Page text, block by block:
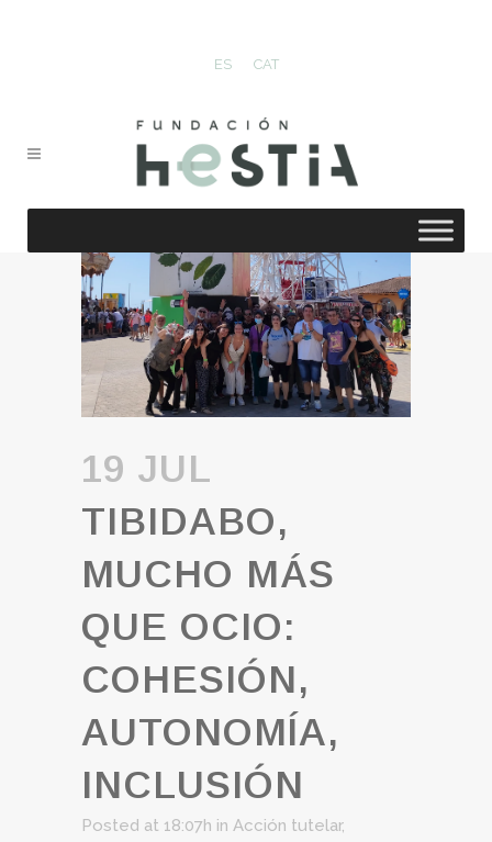
ES CAT
19 JUL
TIBIDABO,
MUCHO MÁS
QUE OCIO:
COHESIÓN,
AUTONOMÍA,
INCLUSIÓN
Posted at 18:07h in Acción tutelar,